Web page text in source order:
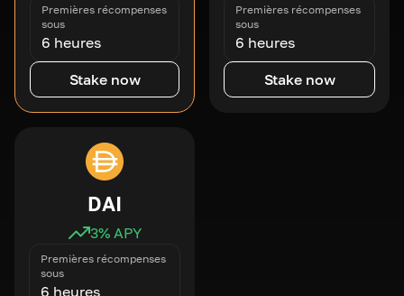
Premières récompenses
sous
6 heures
Stake now
Premières récompenses
sous
6 heures
Stake now
DAI
3% APY
Premières récompenses
sous
6 heures